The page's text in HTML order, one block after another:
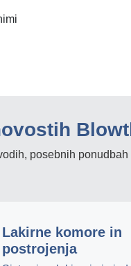
posebnih ponudbah
Lakirne komore in
postrojenja